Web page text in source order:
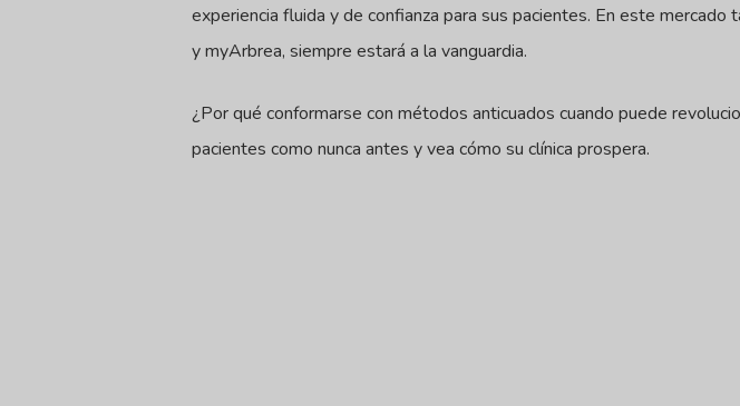
experiencia fluida y de confianza para sus pacientes. En este
y myArbrea, siempre estará a la vanguardia.
¿Por qué conformarse con métodos anticuados cuando puede
pacientes como nunca antes y vea cómo su clínica prospera.